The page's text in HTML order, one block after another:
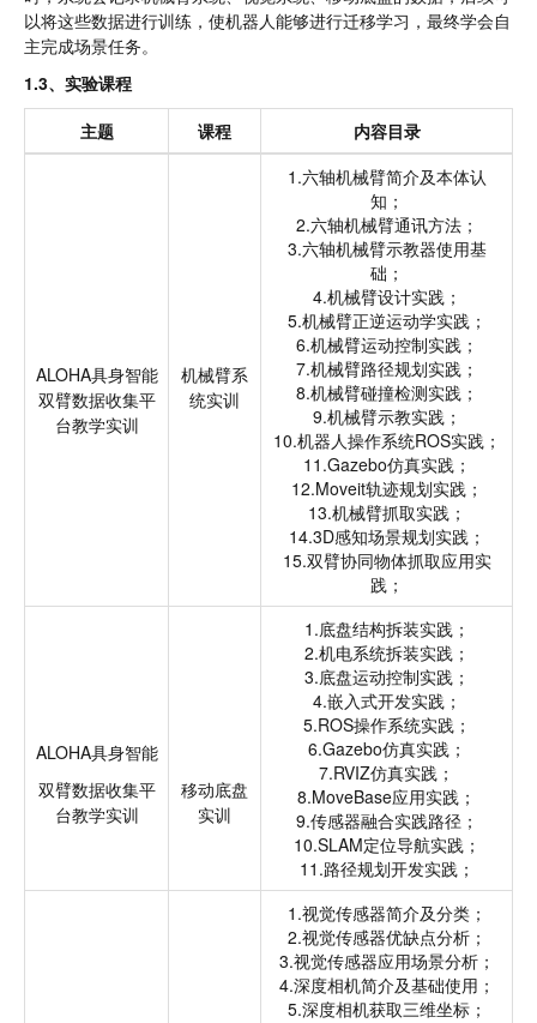
以将这些数据进行训练，使机器人能够进行迁移学习，最终学会自
主完成场景任务。
1.3、实验课程
主题
课程 内容目录
ALOHA具身智能
双臂数据收集平
台教学实训
机械臂系
统实训
1.六轴机械臂简介及本体认
知；
2.六轴机械臂通讯方法；
3.六轴机械臂示教器使用基
础；
4.机械臂设计实践；
5.机械臂正逆运动学实践；
6.机械臂运动控制实践；
7.机械臂路径规划实践；
8.机械臂碰撞检测实践；
9.机械臂示教实践；
10.机器人操作系统ROS实践；
11.Gazebo仿真实践；
12.Moveit轨迹规划实践；
13.机械臂抓取实践；
14.3D感知场景规划实践；
15.双臂协同物体抓取应用实
践；
ALOHA具身智能
双臂数据收集平
台教学实训
移动底盘
实训
1.底盘结构拆装实践；
2.机电系统拆装实践；
3.底盘运动控制实践；
4.嵌入式开发实践；
5.ROS操作系统实践；
6.Gazebo仿真实践；
7.RVIZ仿真实践；
8.MoveBase应用实践；
9.传感器融合实践路径；
10.SLAM定位导航实践；
11.路径规划开发实践；
1.视觉传感器简介及分类；
2.视觉传感器优缺点分析；
3.视觉传感器应用场景分析；
4.深度相机简介及基础使用；
5.深度相机获取三维坐标；